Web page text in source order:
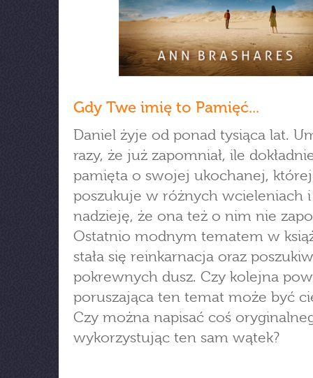
Gdy Twe imię to Pamięć...
Daniel żyje od ponad tysiąca lat.
razy, że już zapomniał, ile
pamięta o swojej ukochanej, której
poszukuje w różnych wcieleniach
nadzieję, że ona też o nim nie
Ostatnio modnym tematem w
stała się reinkarnacja oraz
pokrewnych dusz. Czy kolejna
poruszająca ten temat może być
Czy można napisać coś
wykorzystując ten sam wątek?